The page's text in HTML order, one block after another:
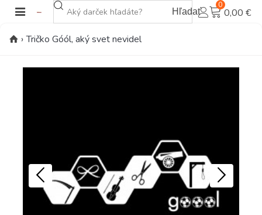
Hľadať
0
0,00 €
› Tričko Góól, aký svet nevidel